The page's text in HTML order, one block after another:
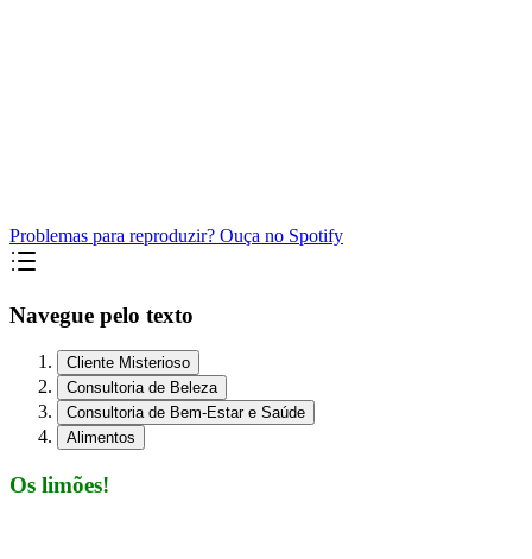
Problemas para reproduzir? Ouça no Spotify
Navegue pelo texto
Cliente Misterioso
Consultoria de Beleza
Consultoria de Bem-Estar e Saúde
Alimentos
Os limões!